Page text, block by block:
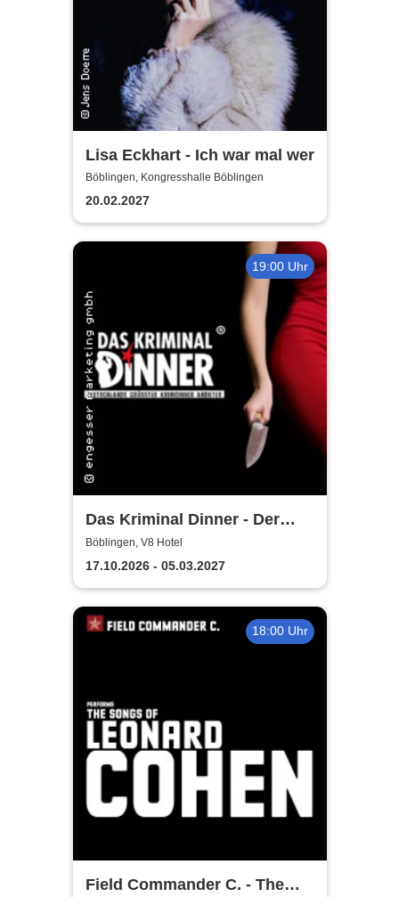
Lisa Eckhart - Ich war mal wer
Böblingen, Kongresshalle Böblingen
20.02.2027
19:00 Uhr
Das Kriminal Dinner - Der
letzte Joint der Marie Juana
Böblingen, V8 Hotel
17.10.2026 - 05.03.2027
18:00 Uhr
Field Commander C. - The